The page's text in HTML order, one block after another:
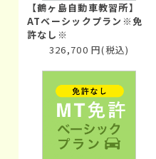
【鶴ヶ島自動車教習所】
ATベーシックプラン※免
許なし※
326,700 円(税込)